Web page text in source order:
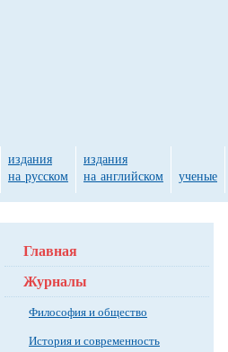
Главная
Журналы
Философия и общество
История и современность
издания
на русском
издания
на английском
ученые